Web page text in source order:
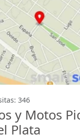
346
y Motos
Plata